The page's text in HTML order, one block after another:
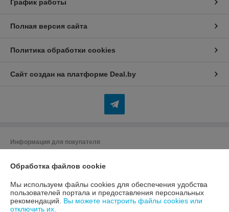
График работы
Полная версия сайта
Политика обработки cookies
Сайт создан на платформе Deal.by
Информация для покупателя
предприниматель Бердников Юрий Сергеевич
225416, г.Барановичи, ул. Жукова, д 16/4 кв 103
Регистрационный номер ЕГР: 290355144
УНП: 290355144
Обработка файлов cookie
Мы используем файлы cookies для обеспечения удобства
пользователей портала и предоставления персональных
рекомендаций. Вы можете настроить файлы cookies или
отключить их.